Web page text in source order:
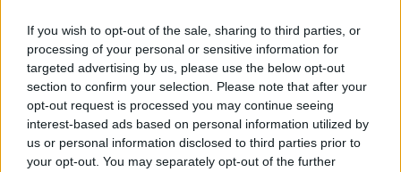
If you wish to opt-out of the sale, sharing to third parties, or
processing of your personal or sensitive information for
targeted advertising by us, please use the below opt-out
section to confirm your selection. Please note that after your
opt-out request is processed you may continue seeing
interest-based ads based on personal information utilized by
us or personal information disclosed to third parties prior to
your opt-out. You may separately opt-out of the further